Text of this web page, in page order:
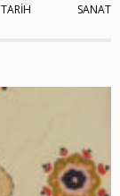
TARİH SANAT